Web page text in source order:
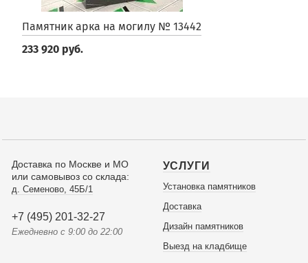
Памятник арка на могилу № 13442
233 920 руб.
Доставка по Москве и МО
или самовывоз со склада:
д. Семеново, 45Б/1
+7 (495) 201-32-27
Ежедневно с 9:00 до 22:00
УСЛУГИ
Установка памятников
Доставка
Дизайн памятников
Выезд на кладбище